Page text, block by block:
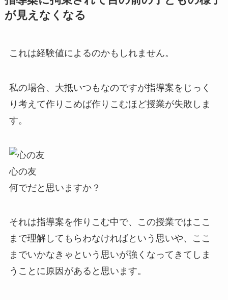
が見えなくなる
これは経験値によるのかもしれません。
私の場合、大抵いつもなのですが指導案をじっく
り考えて作りこめば作りこむほど授業が失敗しま
す。
心の友
何でだと思いますか？
それは指導案を作りこむ中で、この授業ではここ
まで理解してもらわなければという思いや、ここ
までいかなきゃという思いが強くなってきてしま
うことに原因があると思います。